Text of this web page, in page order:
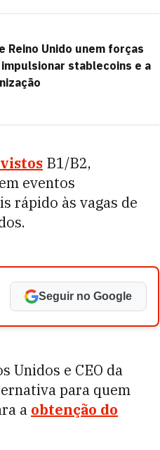
Reino Unido unem forças
stablecoins e a
B1/B2,
eventos
rápido às vagas de
Seguir no Google
Unidos e CEO da
para quem
a obtenção do